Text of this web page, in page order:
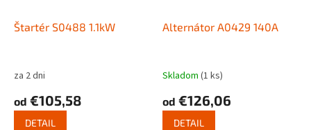
Štartér S0488 1.1kW
za 2 dni
od €105,58
DETAIL
Alternátor A0429 140A
Skladom (1 ks)
od €126,06
DETAIL